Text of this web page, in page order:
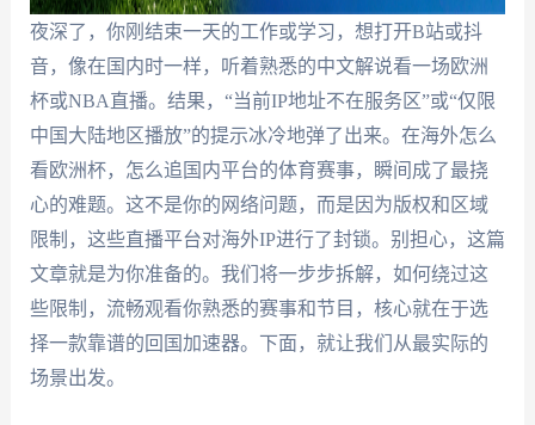
夜深了，你刚结束一天的工作或学习，想打开B站或抖
音，像在国内时一样，听着熟悉的中文解说看一场欧洲
杯或NBA直播。结果，“当前IP地址不在服务区”或“仅限
中国大陆地区播放”的提示冰冷地弹了出来。在海外怎么
看欧洲杯，怎么追国内平台的体育赛事，瞬间成了最挠
心的难题。这不是你的网络问题，而是因为版权和区域
限制，这些直播平台对海外IP进行了封锁。别担心，这篇
文章就是为你准备的。我们将一步步拆解，如何绕过这
些限制，流畅观看你熟悉的赛事和节目，核心就在于选
择一款靠谱的回国加速器。下面，就让我们从最实际的
场景出发。